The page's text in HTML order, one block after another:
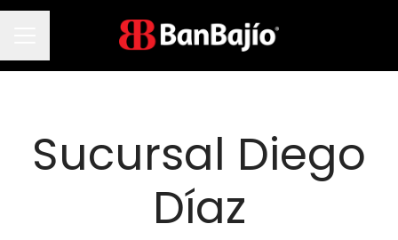
Menú de empleo
Sucursal Diego
Díaz